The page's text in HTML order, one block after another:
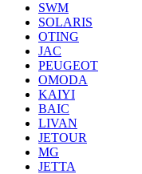
SWM
SOLARIS
OTING
JAC
PEUGEOT
OMODA
KAIYI
BAIC
LIVAN
JETOUR
MG
JETTA